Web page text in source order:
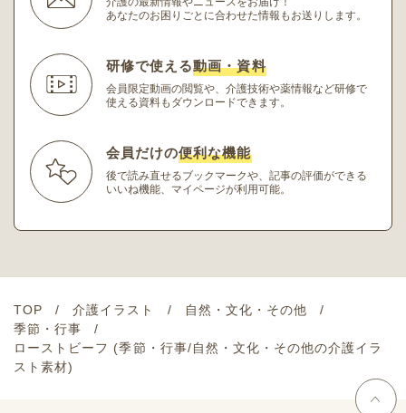
あなたのお困りごとに合わせた情報もお送りします。
研修で使える動画・資料
会員限定動画の閲覧や、介護技術や薬情報など研修で
使える資料もダウンロードできます。
会員だけの便利な機能
後で読み直せるブックマークや、記事の評価ができる
いいね機能、マイページが利用可能。
TOP 介護イラスト
自然・文化・その他
季節・行事
ローストビーフ (季節・行事/自然・文化・その他の介護イラ
スト素材)